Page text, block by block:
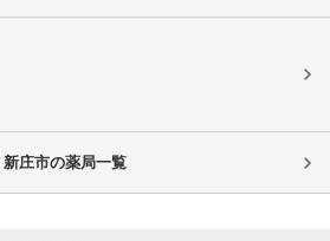
新庄市の薬局一覧